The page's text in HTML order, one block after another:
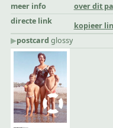
meer info
over dit
directe link
kopieer
▶︎postcard glossy